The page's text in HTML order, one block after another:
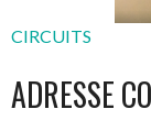
CIRCUITS
ADRESSE